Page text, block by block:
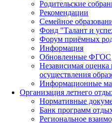
Родительские
Рекомендации
Семейное
Фонд "Талант и
Форум приёмных
Информация
Обновленные ФГОС
Независимая оценка
осуществления
Информационные
Организация летнего
Нормативные
Банк программ
Региональное